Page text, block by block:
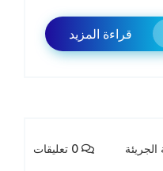
قراءة المزيد